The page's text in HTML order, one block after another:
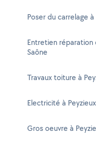
Poser du carrelage
Entretien réparation
Saône
Travaux toiture à
Electricité à
Gros oeuvre à